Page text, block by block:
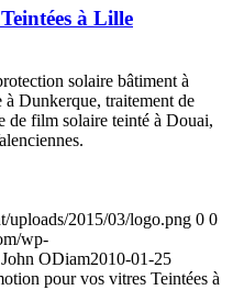
à Lille
solaire bâtiment à
Dunkerque, traitement de
de film solaire teinté à Douai,
uploads/2015/03/logo.png 0 0
wp-
John ODiam2010-01-25
pour vos vitres Teintées à